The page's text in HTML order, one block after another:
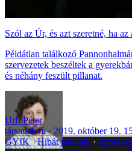
Szól az Úr, és azt szeretné, ha
Példátlan találkozó
szervezetek beszéltek a
és néhány feszült pillanat.
Urfi Péter
társadalom
2019. október 19.
GYIK Hibát jelentek